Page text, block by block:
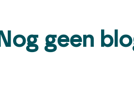
Nog geen